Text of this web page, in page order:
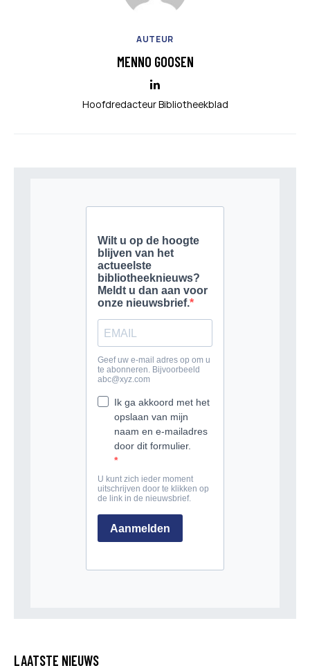
AUTEUR
MENNO GOOSEN
Hoofdredacteur Bibliotheekblad
LAATSTE NIEUWS